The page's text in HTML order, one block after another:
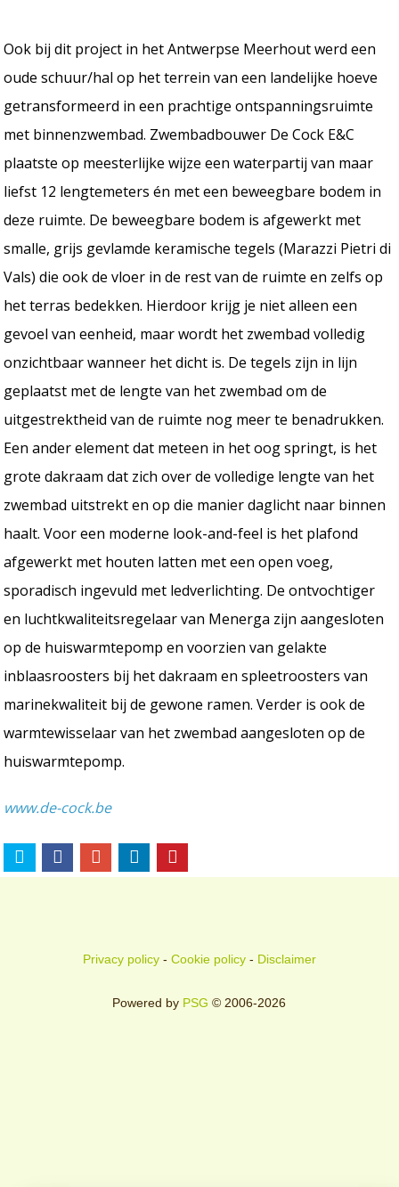
Ook bij dit project in het Antwerpse Meerhout werd een
oude schuur/hal op het terrein van een landelijke hoeve
getransformeerd in een prachtige ontspanningsruimte
met binnenzwembad. Zwembadbouwer De Cock E&C
plaatste op meesterlijke wijze een waterpartij van maar
liefst 12 lengtemeters én met een beweegbare bodem in
deze ruimte. De beweegbare bodem is afgewerkt met
smalle, grijs gevlamde keramische tegels (Marazzi Pietri di
Vals) die ook de vloer in de rest van de ruimte en zelfs op
het terras bedekken. Hierdoor krijg je niet alleen een
gevoel van eenheid, maar wordt het zwembad volledig
onzichtbaar wanneer het dicht is. De tegels zijn in lijn
geplaatst met de lengte van het zwembad om de
uitgestrektheid van de ruimte nog meer te benadrukken.
Een ander element dat meteen in het oog springt, is het
grote dakraam dat zich over de volledige lengte van het
zwembad uitstrekt en op die manier daglicht naar binnen
haalt. Voor een moderne look-and-feel is het plafond
afgewerkt met houten latten met een open voeg,
sporadisch ingevuld met ledverlichting. De ontvochtiger
en luchtkwaliteitsregelaar van Menerga zijn aangesloten
op de huiswarmtepomp en voorzien van gelakte
inblaasroosters bij het dakraam en spleetroosters van
marinekwaliteit bij de gewone ramen. Verder is ook de
warmtewisselaar van het zwembad aangesloten op de
huiswarmtepomp.
www.de-cock.be
Privacy policy- Cookie policy- Disclaimer
Powered by PSG © 2006-2026